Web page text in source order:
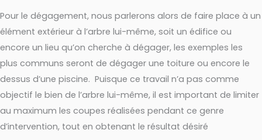
Pour le dégagement, nous parlerons alors de faire place à un
élément extérieur à l’arbre lui-même, soit un édifice ou
encore un lieu qu’on cherche à dégager, les exemples les
plus communs seront de dégager une toiture ou encore le
dessus d’une piscine. Puisque ce travail n’a pas comme
objectif le bien de l’arbre lui-même, il est important de limiter
au maximum les coupes réalisées pendant ce genre
d’intervention, tout en obtenant le résultat désiré